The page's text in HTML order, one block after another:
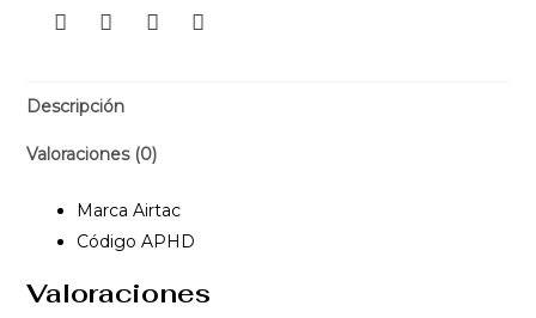
Descripción
Valoraciones (0)
Marca Airtac
Código APHD
Valoraciones